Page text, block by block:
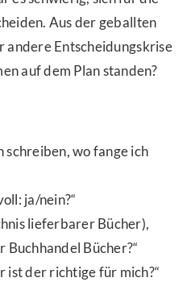
Aus der geballten
Entscheidungskrise
auf dem Plan standen?
schreiben, wo fange ich
ja/nein?“
lieferbarer Bücher),
Buchhandel Bücher?“
ist der richtige für mich?“